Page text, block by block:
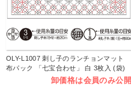
OLY-L1007 刺し子のランチョンマット
布パック 「七宝合わせ」 白 3枚入 (袋)
卸価格は会員のみ公開